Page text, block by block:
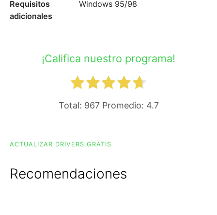
Requisitos
adicionales
Windows 95/98
¡Califica nuestro programa!
Total: 967Promedio: 4.7
ACTUALIZAR DRIVERS GRATIS
Recomendaciones